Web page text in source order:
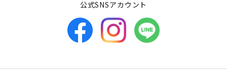
公式SNSアカウント